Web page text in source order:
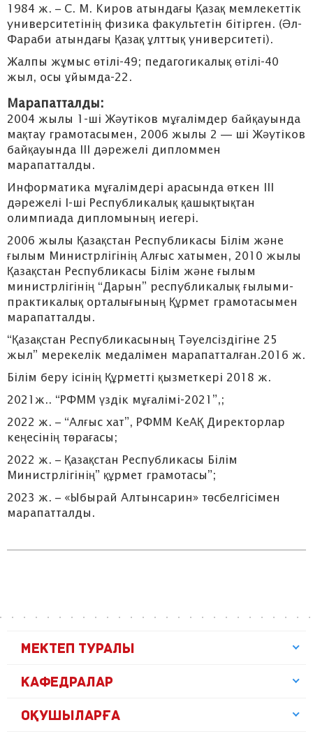
1984 ж. – С. М. Киров атындағы Қазақ мемлекеттік
университетінің физика факультетін бітірген. (Әл-
Фараби атындағы Қазақ ұлттық университеті).
Жалпы жұмыс өтілі-49; педагогикалық өтілі-40
жыл, осы ұйымда-22.
Марапатталды:
2004 жылы 1-ші Жәутіков мұғалімдер байқауында
мақтау грамотасымен, 2006 жылы 2 — ші Жәутіков
байқауында ІІІ дәрежелі дипломмен
марапатталды.
Информатика мұғалімдері арасында өткен ІІІ
дәрежелі І-ші Республикалық қашықтықтан
олимпиада дипломының иегері.
2006 жылы Қазақстан Республикасы Білім және
ғылым Министрлігінің Алғыс хатымен, 2010 жылы
Қазақстан Республикасы Білім және ғылым
министрлігінің “Дарын” республикалық ғылыми-
практикалық орталығының Құрмет грамотасымен
марапатталды.
“Қазақстан Республикасының Тәуелсіздігіне 25
жыл” мерекелік медалімен марапатталған.2016 ж.
Білім беру ісінің Құрметті қызметкері 2018 ж.
2021ж.. “РФММ үздік мұғалімі-2021”,;
2022 ж. – “Алғыс хат”, РФММ КеАҚ Директорлар
кеңесінің төрағасы;
2022 ж. – Қазақстан Республикасы Білім
Министрлігінің” құрмет грамотасы”;
2023 ж. – «Ыбырай Алтынсарин» төсбелгісімен
марапатталды.
МЕКТЕП ТУРАЛЫ
КАФЕДРАЛАР
ОҚУШЫЛАРҒА